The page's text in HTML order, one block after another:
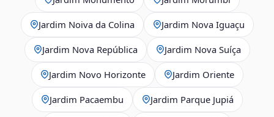
Jardim Noiva da Colina Jardim Nova Iguaçu
Jardim Nova República Jardim Nova Suíça
Jardim Novo Horizonte Jardim Oriente
Jardim Pacaembu Jardim Parque Jupiá